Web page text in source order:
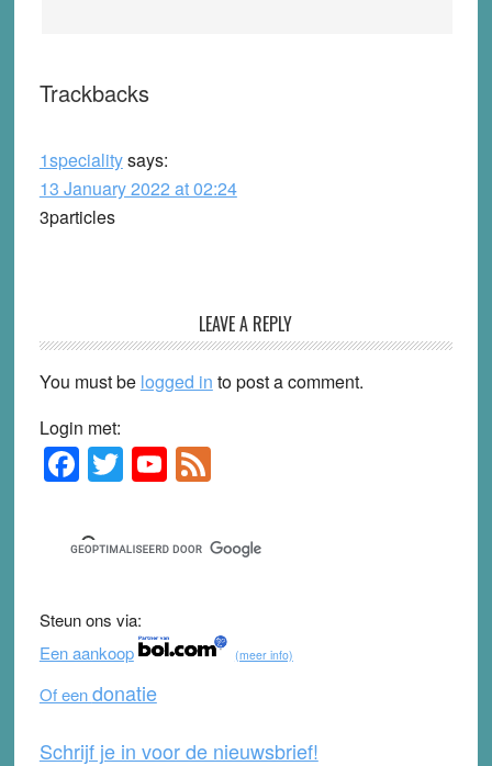
Trackbacks
1specialitysays:
13 January 2022 at 02:24
3particles
LEAVE A REPLY
You must be logged in to post a comment.
Login met:
Primary
Sidebar
F
a
c
e
b
o
o
k
T
wi
tt
er
Y
o
u
T
b
e
F
e
d
Steun ons via:
Een aankoop
(meer info)
Of eendonatie
Schrijf je in voor de nieuwsbrief!